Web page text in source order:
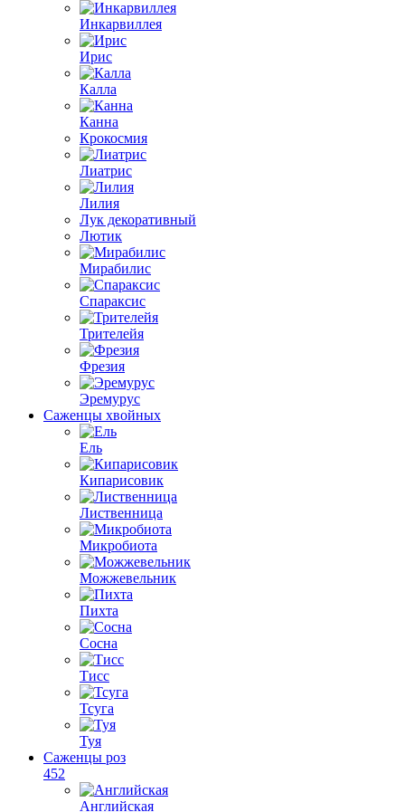
Инкарвиллея
Ирис
Калла
Канна
Крокосмия
Лиатрис
Лилия
Лук декоративный
Лютик
Мирабилис
Спараксис
Трителейя
Фрезия
Эремурус
Саженцы хвойных
Ель
Кипарисовик
Лиственница
Микробиота
Можжевельник
Пихта
Сосна
Тисс
Тсуга
Туя
Саженцы роз
452
Английская